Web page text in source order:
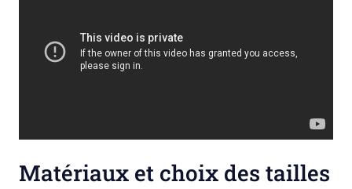
Matériaux et choix des tailles